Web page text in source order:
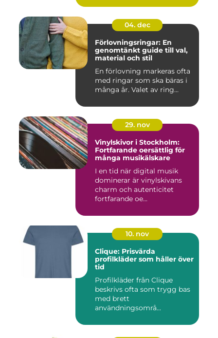
04. dec
Förlovningsringar: En
genomtänkt guide till val,
material och stil
En förlovning markeras ofta
med ringar som ska bäras i
många år. Valet av ring...
29. nov
Vinylskivor i Stockholm:
Fortfarande oersättlig för
många musikälskare
I en tid när digital musik
dominerar är vinylskivans
charm och autenticitet
fortfarande oe...
10. nov
Clique: Prisvärda
profilkläder som håller över
tid
Profilkläder från Clique
beskrivs ofta som trygg bas
med brett
användningsområ...